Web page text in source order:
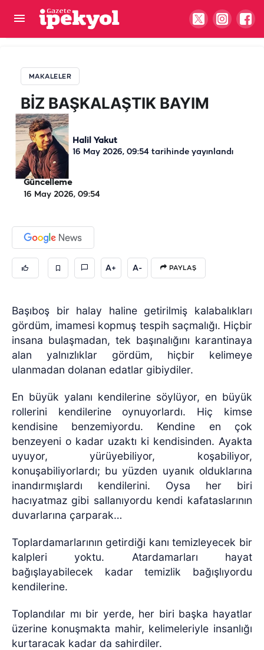
MAKALELER
BİZ BAŞKALAŞTIK BAYIM
Halil Yakut
16 May 2026, 09:54 tarihinde yayınlandı
Güncelleme
16 May 2026, 09:54
A+ A- PAYLAŞ
Başıboş bir halay haline getirilmiş kalabalıkları
gördüm, imamesi kopmuş tespih saçmalığı. Hiçbir
insana bulaşmadan, tek başınalığını karantinaya
alan yalnızlıklar gördüm, hiçbir kelimeye
ulanmadan dolanan edatlar gibiydiler.
En büyük yalanı kendilerine söylüyor, en büyük
rollerini kendilerine oynuyorlardı. Hiç kimse
kendisine benzemiyordu. Kendine en çok
benzeyeni o kadar uzaktı ki kendisinden. Ayakta
uyuyor, yürüyebiliyor, koşabiliyor,
konuşabiliyorlardı; bu yüzden uyanık olduklarına
inandırmışlardı kendilerini. Oysa her biri
hacıyatmaz gibi sallanıyordu kendi kafataslarının
duvarlarına çarparak…
Toplardamarlarının getirdiği kanı temizleyecek bir
kalpleri yoktu. Atardamarları hayat
bağışlayabilecek kadar temizlik bağışlıyordu
kendilerine.
Toplandılar mı bir yerde, her biri başka hayatlar
üzerine konuşmakta mahir, kelimeleriyle insanlığı
kurtaracak kadar da sahirdiler.
BİZ BAŞKALAŞTIK BAYIM